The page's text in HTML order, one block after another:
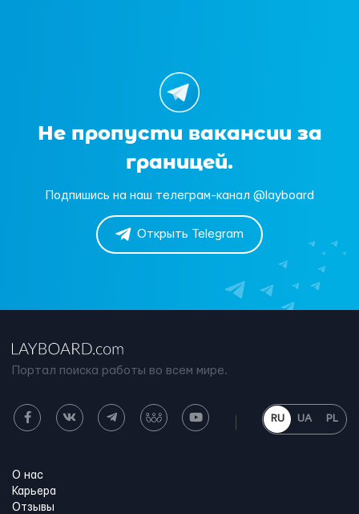
Не пропусти вакансии за
границей.
Подпишись на наш телеграм-канал @layboard
Открыть Telegram
Портал поиска работы во всем мире.
RU UA PL
О нас
Карьера
Отзывы